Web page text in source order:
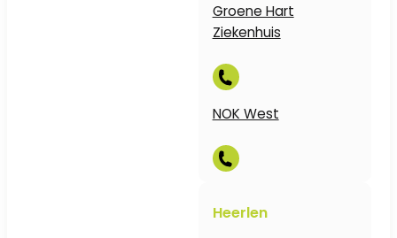
Groene Hart
Ziekenhuis
NOK West
Heerlen